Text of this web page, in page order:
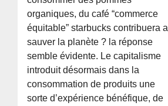
organiques, du café “commerce
équitable” starbucks contribuera a
sauver la planète ? la réponse
semble évidente. Le capitalisme
introduit désormais dans la
consommation de produits une
sorte d’expérience bénéfique, de